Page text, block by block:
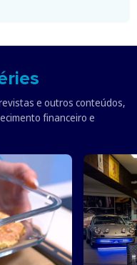
e outros conteúdos,
financeiro e